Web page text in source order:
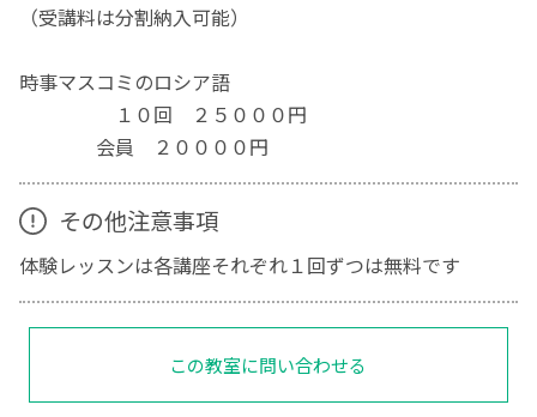
（受講料は分割納入可能）
時事マスコミのロシア語
１０回 ２５０００円
会員 ２００００円
その他注意事項
体験レッスンは各講座それぞれ１回ずつは無料です
この教室に問い合わせる